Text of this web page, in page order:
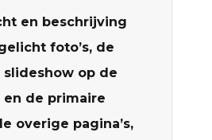
en beschrijving
foto’s, de
slideshow op de
en de primaire
overige pagina’s,